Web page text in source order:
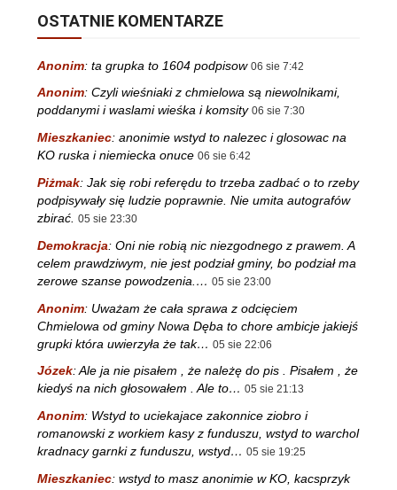
OSTATNIE KOMENTARZE
Anonim: ta grupka to 1604 podpisow 06 sie 7:42
Anonim: Czyli wieśniaki z chmielowa są niewolnikami,
poddanymi i waslami wieśka i komsity 06 sie 7:30
Mieszkaniec: anonimie wstyd to nalezec i glosowac na
KO ruska i niemiecka onuce 06 sie 6:42
Piżmak: Jak się robi referędu to trzeba zadbać o to rzeby
podpisywały się ludzie poprawnie. Nie umita autografów
zbirać. 05 sie 23:30
Demokracja: Oni nie robią nic niezgodnego z prawem. A
celem prawdziwym, nie jest podział gminy, bo podział ma
zerowe szanse powodzenia.… 05 sie 23:00
Anonim: Uważam że cała sprawa z odcięciem
Chmielowa od gminy Nowa Dęba to chore ambicje jakiejś
grupki która uwierzyła że tak… 05 sie 22:06
Józek:Ale ja nie pisałem , że należę do pis . Pisałem , że
kiedyś na nich głosowałem . Ale to… 05 sie 21:13
Anonim: Wstyd to uciekajace zakonnice ziobro i
romanowski z workiem kasy z funduszu, wstyd to warchol
kradnacy garnki z funduszu, wstyd… 05 sie 19:25
Mieszkaniec: wstyd to masz anonimie w KO, kacsprzyk